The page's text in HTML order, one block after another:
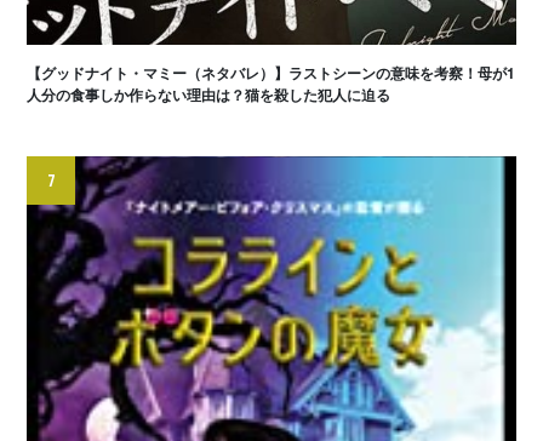
【グッドナイト・マミー（ネタバレ）】ラストシーンの意味を考察！母が1
人分の食事しか作らない理由は？猫を殺した犯人に迫る
7